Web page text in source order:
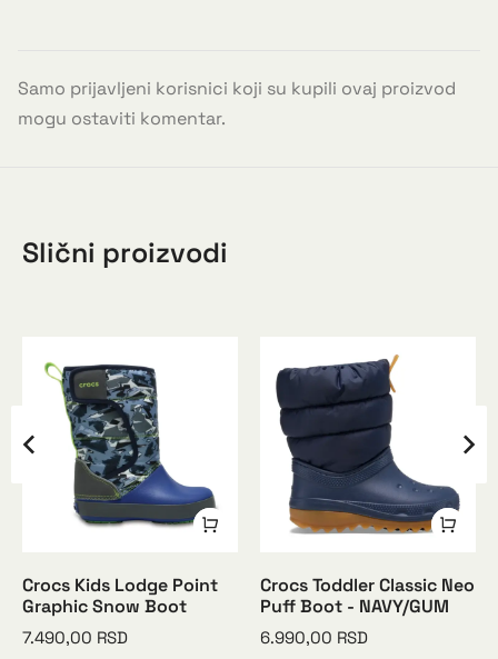
Samo prijavljeni korisnici koji su kupili ovaj proizvod
mogu ostaviti komentar.
Slični proizvodi
Crocs Kids Lodge Point
Graphic Snow Boot
7.490,00 RSD
Crocs Toddler Classic Neo
Puff Boot - NAVY/GUM
6.990,00 RSD